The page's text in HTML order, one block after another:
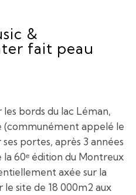
&
fait peau
les bords du lac Léman,
(communément appelé le
portes, après 3 années
la 60ᵉ édition du Montreux
axée sur la
le site de 18 000m2 aux